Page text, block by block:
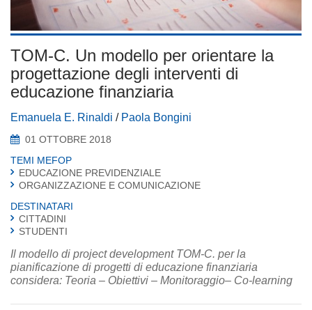
TOM-C. Un modello per orientare la
progettazione degli interventi di
educazione finanziaria
Emanuela E. Rinaldi / Paola Bongini
01 OTTOBRE 2018
TEMI MEFOP
EDUCAZIONE PREVIDENZIALE
ORGANIZZAZIONE E COMUNICAZIONE
DESTINATARI
CITTADINI
STUDENTI
Il modello di project development TOM-C. per la
pianificazione di progetti di educazione finanziaria
considera: Teoria – Obiettivi – Monitoraggio– Co-learning